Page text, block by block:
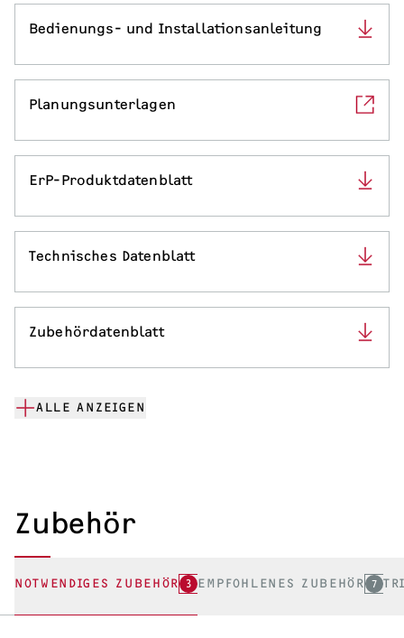
Bedienungs- und Installationsanleitung
Planungsunterlagen
ErP-Produktdatenblatt
Technisches Datenblatt
Zubehördatenblatt
ALLE ANZEIGEN
Zubehör
NOTWENDIGES ZUBEHÖR 3 EMPFOHLENES ZUBEHÖR 7